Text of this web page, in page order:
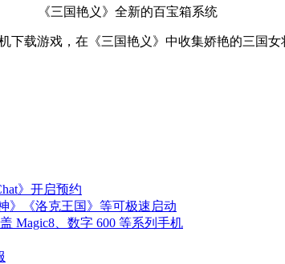
《三国艳义》全新的百宝箱系统
载游戏，在《三国艳义》中收集娇艳的三国
》开启预约
》《洛克王国》等可极速启动
Magic8、数字 600 等系列手机